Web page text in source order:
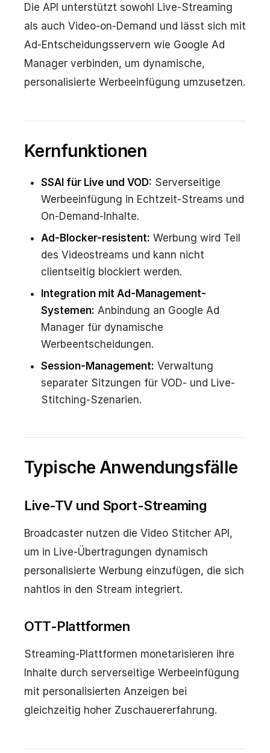
Die API unterstützt sowohl Live-Streaming
als auch Video-on-Demand und lässt sich mit
Ad-Entscheidungsservern wie Google Ad
Manager verbinden, um dynamische,
personalisierte Werbeeinfügung umzusetzen.
Kernfunktionen
SSAI für Live und VOD: Serverseitige
Werbeeinfügung in Echtzeit-Streams und
On-Demand-Inhalte.
Ad-Blocker-resistent: Werbung wird Teil
des Videostreams und kann nicht
clientseitig blockiert werden.
Integration mit Ad-Management-
Systemen: Anbindung an Google Ad
Manager für dynamische
Werbeentscheidungen.
Session-Management: Verwaltung
separater Sitzungen für VOD- und Live-
Stitching-Szenarien.
Typische Anwendungsfälle
Live-TV und Sport-Streaming
Broadcaster nutzen die Video Stitcher API,
um in Live-Übertragungen dynamisch
personalisierte Werbung einzufügen, die sich
nahtlos in den Stream integriert.
OTT-Plattformen
Streaming-Plattformen monetarisieren ihre
Inhalte durch serverseitige Werbeeinfügung
mit personalisierten Anzeigen bei
gleichzeitig hoher Zuschauererfahrung.